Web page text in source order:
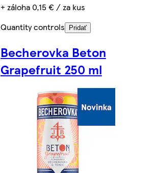
+ záloha 0,15 € / za kus
Quantity controls
Pridať
Becherovka Beton
Grapefruit 250 ml